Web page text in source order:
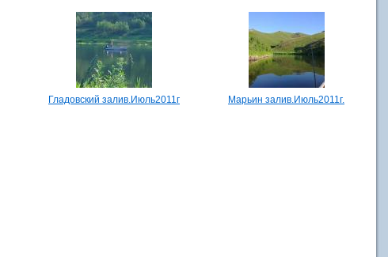
Гладовский залив.Июль2011г Марьин залив.Июль2011г.